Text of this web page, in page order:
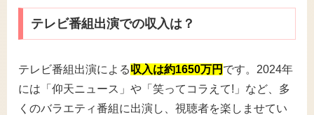
テレビ番組出演での収入は？
テレビ番組出演による収入は約1650万円 です。2024年
には「仰天ニュース」や「笑ってコラえて!」など、多
くのバラエティ番組に出演し、視聴者を楽しませてい